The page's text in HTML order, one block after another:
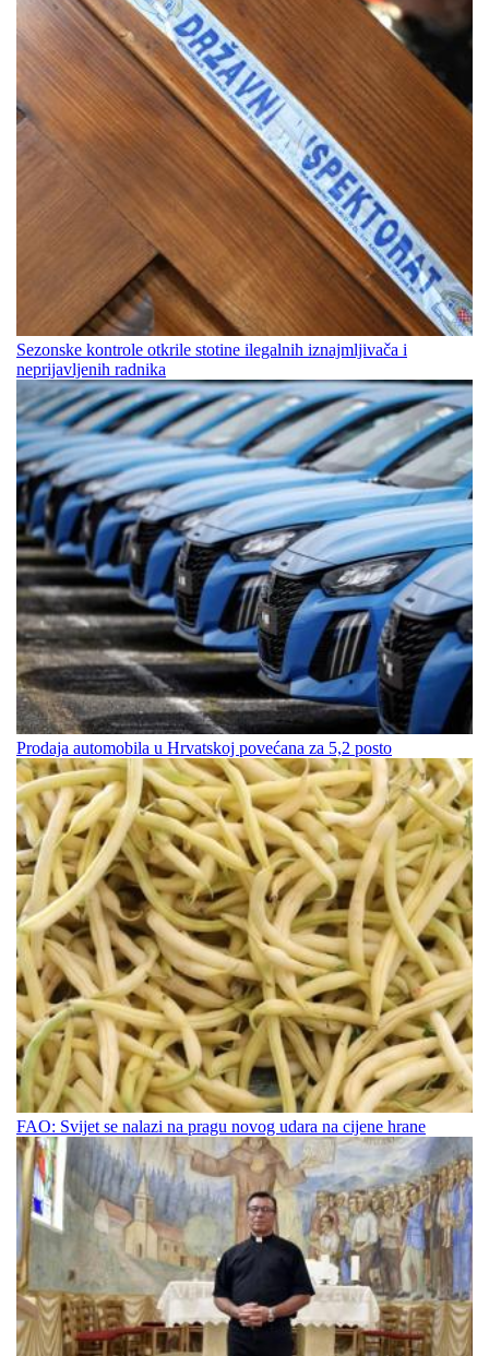
Sezonske kontrole otkrile stotine ilegalnih iznajmljivača i
neprijavljenih radnika
Prodaja automobila u Hrvatskoj povećana za 5,2 posto
FAO: Svijet se nalazi na pragu novog udara na cijene hrane